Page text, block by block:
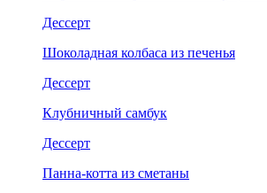
Дессерт
Шоколадная колбаса из печенья
Дессерт
Клубничный самбук
Дессерт
Панна-котта из сметаны